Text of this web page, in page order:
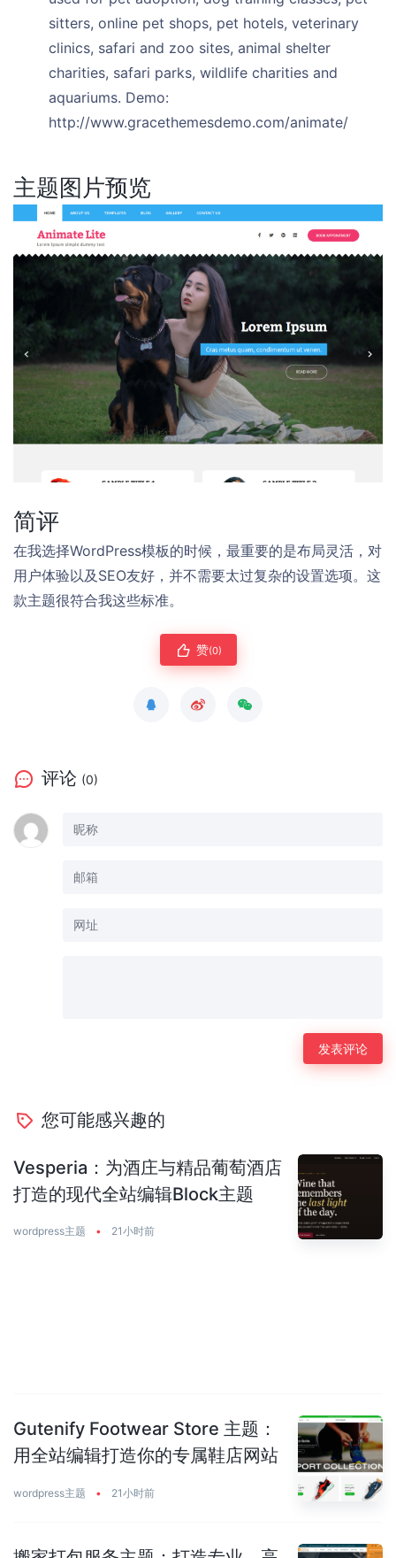
sitters, online pet shops, pet hotels, veterinary
clinics, safari and zoo sites, animal shelter
charities, safari parks, wildlife charities and
aquariums. Demo:
http://www.gracethemesdemo.com/animate/
主题图片预览
简评
在我选择WordPress模板的时候，最重要的是布局灵活，对
用户体验以及SEO友好，并不需要太过复杂的设置选项。这
款主题很符合我这些标准。
赞(0)
评论 (0)
您可能感兴趣的
Vesperia：为酒庄与精品葡萄酒店
打造的现代全站编辑Block主题
wordpress主题 • 21小时前
Gutenify Footwear Store 主题：
用全站编辑打造你的专属鞋店网站
wordpress主题 • 21小时前